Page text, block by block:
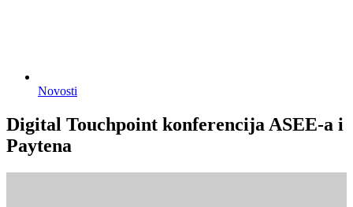
Novosti
Digital Touchpoint konferencija ASEE-a i
Paytena